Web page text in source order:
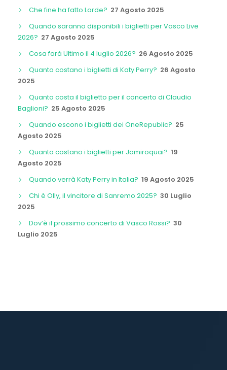
Che fine ha fatto Lorde? 27 Agosto 2025
Quando saranno disponibili i biglietti per Vasco Live
2026? 27 Agosto 2025
Cosa farà Ultimo il 4 luglio 2026? 26 Agosto 2025
Quanto costano i biglietti di Katy Perry? 26 Agosto
2025
Quanto costa il biglietto per il concerto di Claudio
Baglioni? 25 Agosto 2025
Quando escono i biglietti dei OneRepublic? 25
Agosto 2025
Quanto costano i biglietti per Jamiroquai? 19
Agosto 2025
Quando verrà Katy Perry in Italia? 19 Agosto 2025
Chi è Olly, il vincitore di Sanremo 2025? 30 Luglio
2025
Dov’è il prossimo concerto di Vasco Rossi? 30
Luglio 2025